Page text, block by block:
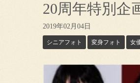
20周年特別企
2019年02月04日
シニアフォト 変身フォト 女